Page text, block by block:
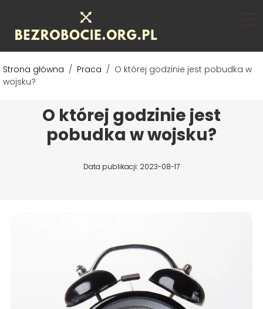
Strona główna / Praca / O której godzinie jest pobudka w
wojsku?
O której godzinie jest
pobudka w wojsku?
Data publikacji: 2023-08-17